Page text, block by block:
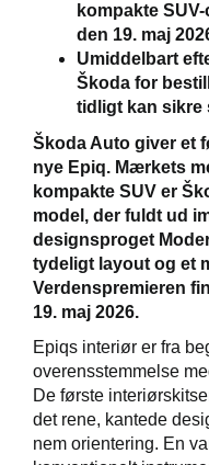
kompakte
den 19. maj
Umiddelbart
Škoda for
tidligt kan sikre
Škoda Auto giver et
nye Epiq. Mærkets
kompakte SUV er
model, der fuldt ud
designsproget
tydeligt layout og et
Verdenspremieren
19. maj 2026.
Epiqs interiør er fra
overensstemmelse
De første
det rene, kantede
nem orientering. En